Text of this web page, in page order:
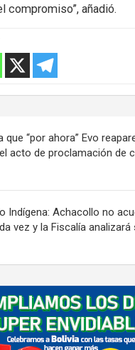
compromiso”, añadió.
que “por ahora” Evo
acto de proclamación de
Indígena: Achacollo no
vez y la Fiscalía analizará